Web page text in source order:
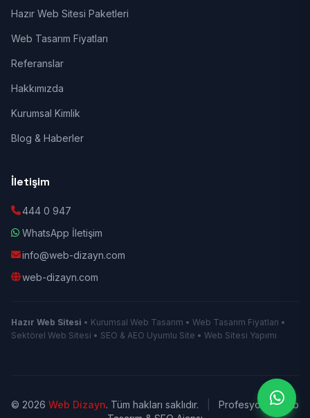
Hazır Web Sitesi Paketleri
Web Tasarım Fiyatları
Referanslar
Hakkımızda
Kurumsal Kimlik
Blog & Haberler
İletişim
444 0 947
WhatsApp İletişim
info@web-dizayn.com
web-dizayn.com
Hazır Web Sitesi • Kurumsal Web Tasarım • Web Tasarım Fiyatları •
Sektörel Web Sitesi • SEO & AEO Uyumlu Site • Web Sitesi Yapımı
© 2026 Web Dizayn. Tüm hakları saklıdır.
Profesyonel Web